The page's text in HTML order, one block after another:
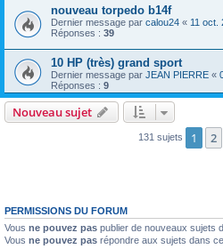
nouveau torpedo b14f
Dernier message par calou24 « 11 oct.
Réponses : 39
10 HP (très) grand sport
Dernier message par JEAN PIERRE «
Réponses : 9
Nouveau sujet
131 sujets 1 2
PERMISSIONS DU FORUM
Vous ne pouvez pas publier de nouveaux sujets
Vous ne pouvez pas répondre aux sujets dans